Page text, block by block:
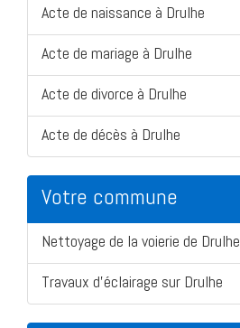
Acte de naissance à Drulhe
Acte de mariage à Drulhe
Acte de divorce à Drulhe
Acte de décès à Drulhe
Votre commune
Nettoyage de la voierie de Drulhe
Travaux d'éclairage sur Drulhe